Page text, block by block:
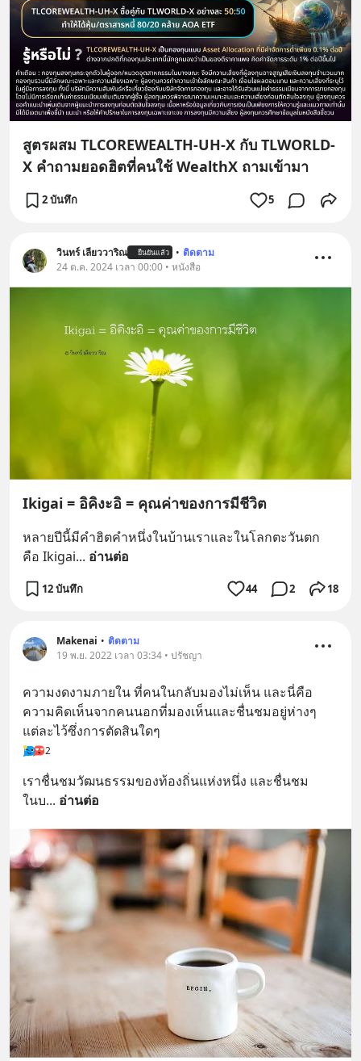
สูตรผสม TLCOREWEALTH-UH-X กับ TLWORLD-
X คำถามยอดฮิตที่คนใช้ WealthX ถามเข้ามา
2 บันทึก 5
วินทร์ เลียววาริณ ยืนยันแล้ว • ติดตาม
24 ต.ค. 2024 เวลา 00:00 • หนังสือ
Ikigai = อิคิงะอิ = คุณค่าของการมีชีวิต
หลายปีนี้มีคำฮิตคำหนึ่งในบ้านเราและในโลกตะวันตก
คือ Ikigai... อ่านต่อ
12 บันทึก 44 2 18
Makenai • ติดตาม
19 พ.ย. 2022 เวลา 03:34 • ปรัชญา
ความงดงามภายใน ที่คนในกลับมองไม่เห็น และนี่คือ
ความคิดเห็นจากคนนอกที่มองเห็นและชื่นชมอยู่ห่างๆ
แต่ละไว้ซึ่งการตัดสินใดๆ
2
เราชื่นชมวัฒนธรรมของท้องถิ่นแห่งหนึ่ง และชื่นชม
ในบ... อ่านต่อ